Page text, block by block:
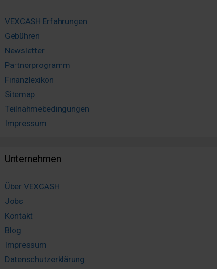
VEXCASH Erfahrungen
Gebühren
Newsletter
Partnerprogramm
Finanzlexikon
Sitemap
Teilnahmebedingungen
Impressum
Unternehmen
Über VEXCASH
Jobs
Kontakt
Blog
Impressum
Datenschutzerklärung